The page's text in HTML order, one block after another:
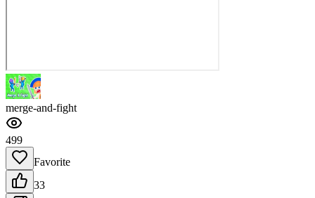
merge-and-fight
499
Favorite
33